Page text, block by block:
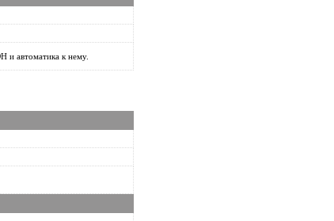
и автоматика к нему.